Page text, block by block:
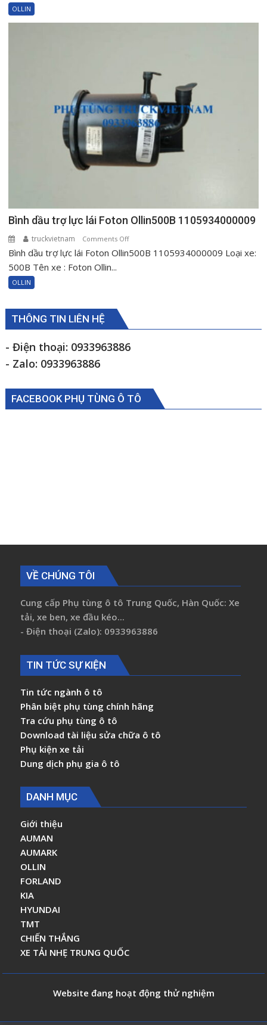
OLLIN
Bình dầu trợ lực lái Foton Ollin500B 1105934000009
truckvietnam Comments Offon
Bình
Ollin500B
1105934000009
Bình dầu trợ lực lái Foton Ollin500B 1105934000009 Loại xe:
500B Tên xe : Foton Ollin...
OLLIN
THÔNG TIN LIÊN HỆ
- Điện thoại: 0933963886
- Zalo: 0933963886
FACEBOOK PHỤ TÙNG Ô TÔ
VỀ CHÚNG TÔI
Cung cấp Phụ tùng ô tô Trung Quốc, Hàn Quốc: Xe
tải, xe ben, xe đầu kéo...
- Điện thoại (Zalo): 0933963886
TIN TỨC SỰ KIỆN
Tin tức ngành ô tô
Phân biệt phụ tùng chính hãng
Tra cứu phụ tùng ô tô
Download tài liệu sửa chữa ô tô
Phụ kiện xe tải
Dung dịch phụ gia ô tô
DANH MỤC
Giới thiệu
AUMAN
AUMARK
OLLIN
FORLAND
KIA
HYUNDAI
TMT
CHIẾN THẮNG
XE TẢI NHẸ TRUNG QUỐC
Website đang hoạt động thử nghiệm